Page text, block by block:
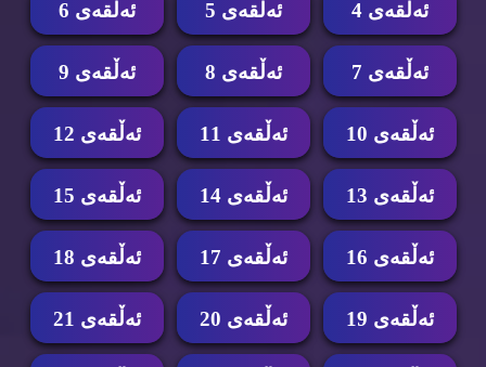
ئه‌ڵقه‌ی 4 ئه‌ڵقه‌ی 5 ئه‌ڵقه‌ی 6
ئه‌ڵقه‌ی 7 ئه‌ڵقه‌ی 8 ئه‌ڵقه‌ی 9
ئه‌ڵقه‌ی 10 ئه‌ڵقه‌ی 11 ئه‌ڵقه‌ی 12
ئه‌ڵقه‌ی 13 ئه‌ڵقه‌ی 14 ئه‌ڵقه‌ی 15
ئه‌ڵقه‌ی 16 ئه‌ڵقه‌ی 17 ئه‌ڵقه‌ی 18
ئه‌ڵقه‌ی 19 ئه‌ڵقه‌ی 20 ئه‌ڵقه‌ی 21